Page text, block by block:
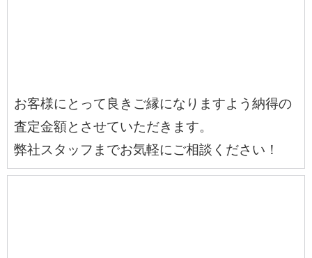
お客様にとって良きご縁になりますよう納得の
査定金額とさせていただきます。
弊社スタッフまでお気軽にご相談ください！